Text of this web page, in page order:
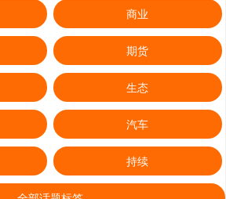
商业
期货
生态
汽车
持续